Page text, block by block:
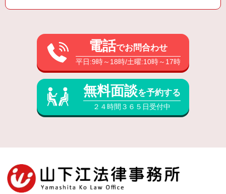
電話でお問合わせ
平日:9時～18時/土曜:10時～17時
無料面談を予約する
２４時間３６５日受付中